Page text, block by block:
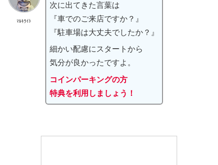
ﾏﾙｷﾗｲﾄ
次に出てきた言葉は
『車でのご来店ですか？』
『駐車場は大丈夫でしたか？』
細かい配慮にスタートから
気分が良かったですよ。
コインパーキングの方
特典を利用しましょう！